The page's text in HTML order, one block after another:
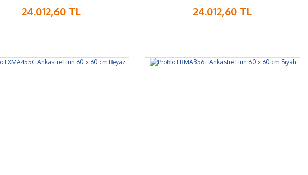
24.012,60 TL 24.012,60 TL